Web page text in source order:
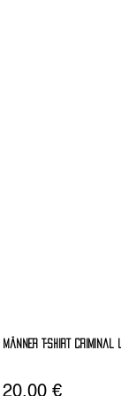
Männer T-Shirt Criminal
20,00 €Preis